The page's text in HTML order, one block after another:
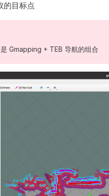
的目标点
是 Gmapping + TEB 导航的组合